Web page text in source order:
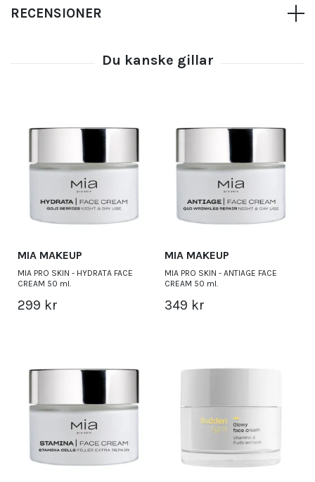
RECENSIONER
MIA MAKEUP
MIA PRO SKIN - HYDRATA FACE
CREAM 50 ml.
299 kr
MIA MAKEUP
MIA PRO SKIN - ANTIAGE FACE
CREAM 50 ml.
349 kr